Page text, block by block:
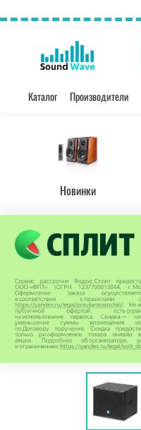
Каталог Производители
Новинки